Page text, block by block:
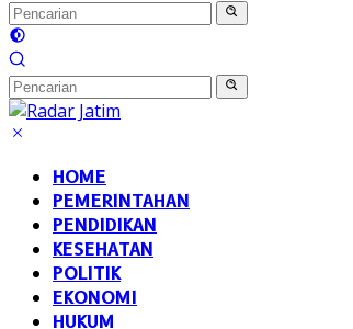
HOME
PEMERINTAHAN
PENDIDIKAN
KESEHATAN
POLITIK
EKONOMI
HUKUM